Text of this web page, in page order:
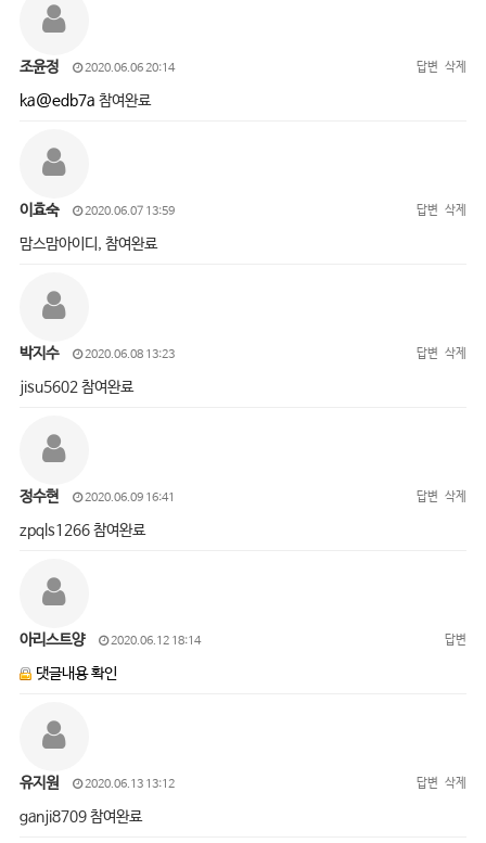
조윤정 2020.06.06 20:14 답변 삭제
ka@edb7a 참여완료
이효숙 2020.06.07 13:59 답변 삭제
맘스맘아이디, 참여완료
박지수 2020.06.08 13:23 답변 삭제
jisu5602 참여완료
정수현 2020.06.09 16:41 답변 삭제
zpqls1266 참여완료
아리스트양 2020.06.12 18:14 답변
댓글내용 확인
유지원 2020.06.13 13:12 답변 삭제
ganji8709 참여완료